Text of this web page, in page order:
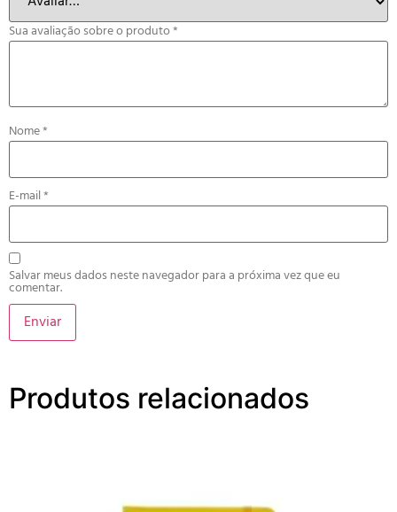
Sua avaliação sobre o produto*
Nome*
E-mail*
Salvar meus dados neste navegador para a próxima vez que eu
comentar.
Produtos relacionados